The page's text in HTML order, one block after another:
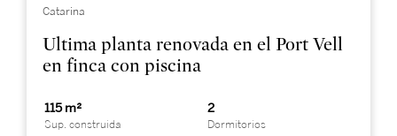
Catarina
Ultima planta renovada en el Port Vell
en finca con piscina
115 m²
Sup. construida
2
Dormitorios